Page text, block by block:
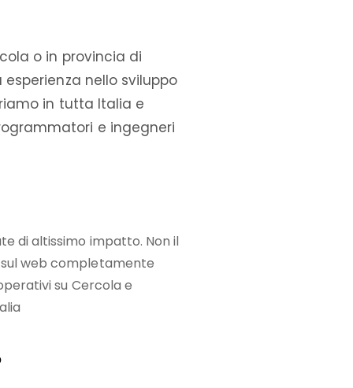
o in provincia di
nello sviluppo
in tutta Italia e
e ingegneri
di altissimo impatto. Non il
web completamente
su Cercola e